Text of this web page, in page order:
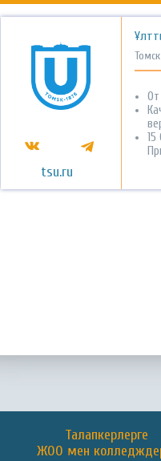
tsu.ru
Томск
От
Талапкерлерге
ЖОО мен